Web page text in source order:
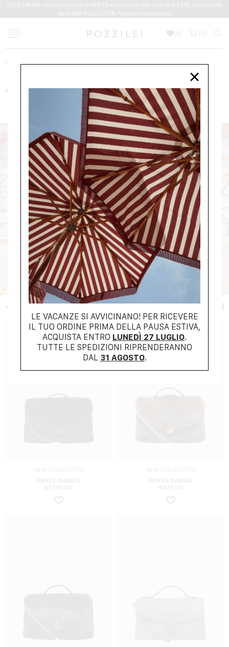
SOLO ONLINE: inserisci il codice NEW20 al checkout per ottenere il 20% sui prodotti
della NEW COLLECTION. *possibili esclusioni
(0 (0
Home AMATO DANIELE
AMATO DANIELE
DONNA
+ FILTER
AMATO DANIELE
$ 1370.00
AMATO DANIELE
$ 921.00
×
LE VACANZE SI AVVICINANO! PER RICEVERE
IL TUO ORDINE PRIMA DELLA PAUSA ESTIVA,
ACQUISTA ENTRO LUNEDÌ 27 LUGLIO.
TUTTE LE SPEDIZIONI RIPRENDERANNO
DAL 31 AGOSTO.